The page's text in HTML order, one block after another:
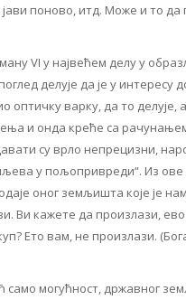
поново, итд. Може и то
VI у највећем делу у
делује да је у интересу
варку, да то делује,
и онда креће са
су врло непрецизни,
у пољопривреди“. Из
оног земљишта које је
Ви кажете да произлази,
Ето вам, не произлази.
само могућност, државног